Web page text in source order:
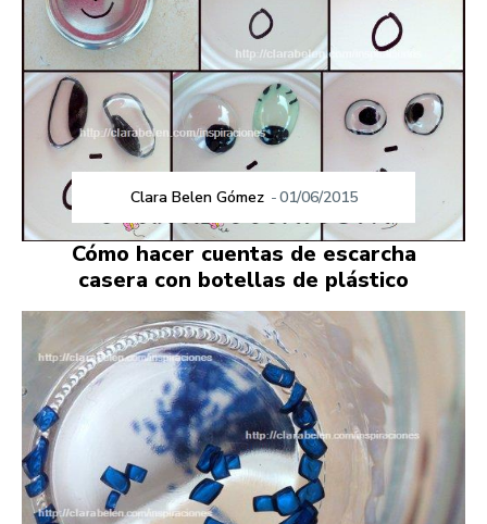
Clara Belen Gómez -01/06/2015
Cómo hacer cuentas de escarcha
casera con botellas de plástico